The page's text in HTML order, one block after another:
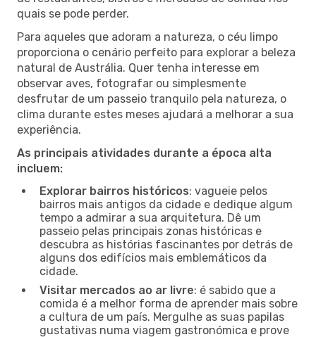
quais se pode perder.
Para aqueles que adoram a natureza, o céu limpo
proporciona o cenário perfeito para explorar a beleza
natural de Austrália. Quer tenha interesse em
observar aves, fotografar ou simplesmente
desfrutar de um passeio tranquilo pela natureza, o
clima durante estes meses ajudará a melhorar a sua
experiência.
As principais atividades durante a época alta
incluem:
Explorar bairros históricos: vagueie pelos
bairros mais antigos da cidade e dedique algum
tempo a admirar a sua arquitetura. Dê um
passeio pelas principais zonas históricas e
descubra as histórias fascinantes por detrás de
alguns dos edifícios mais emblemáticos da
cidade.
Visitar mercados ao ar livre: é sabido que a
comida é a melhor forma de aprender mais sobre
a cultura de um país. Mergulhe as suas papilas
gustativas numa viagem gastronómica e prove